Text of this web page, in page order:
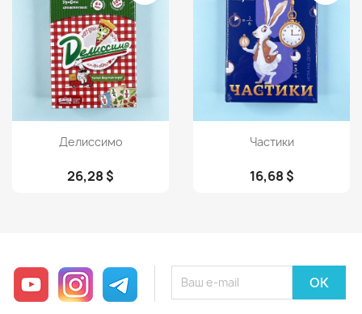
Просмотр
Делиссимо
26,28 $
Просмотр
Частики
16,68 $
YouTube InstagramTelegram